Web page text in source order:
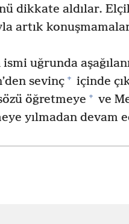
dikkate aldılar.
artık
uğrunda
sevinç + içinde
öğretmeye + ve
yılmadan devam